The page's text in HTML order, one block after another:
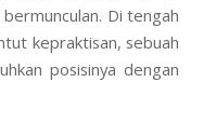
Di tengah
kepraktisan, sebuah
posisinya dengan